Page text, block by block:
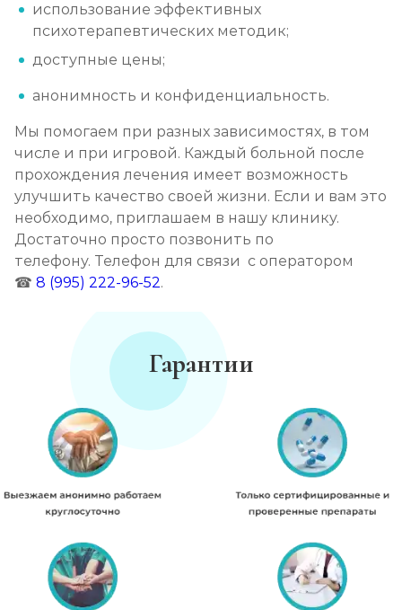
использование эффективных
психотерапевтических методик;
доступные цены;
анонимность и конфиденциальность.
Мы помогаем при разных зависимостях, в том
числе и при игровой. Каждый больной после
прохождения лечения имеет возможность
улучшить качество своей жизни. Если и вам это
необходимо, приглашаем в нашу клинику.
Достаточно просто позвонить по
телефону. Телефон для связи с оператором
☎ 8 (995) 222-96-52.
Гарантии